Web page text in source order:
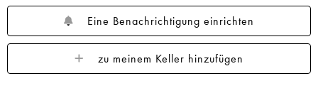
Eine Benachrichtigung einrichten
zu meinem Keller hinzufügen